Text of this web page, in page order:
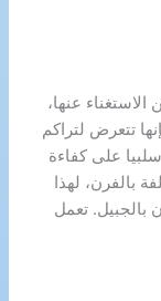
الاستغناء عنها،
تتعرض لتراكم
سلبيا على كفاءة
بالفرن، لهذا
بالجبيل. تعمل